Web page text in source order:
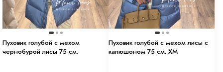
Пуховик голубой с мехом
чернобурой лисы 75 см.
Пуховик голубой с мехом лисы с
капюшоном 75 см. XM